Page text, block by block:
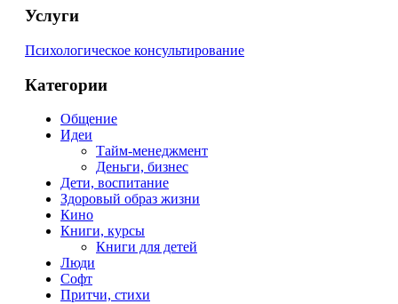
Услуги
Психологическое консультирование
Категории
Общение
Идеи
Тайм-менеджмент
Деньги, бизнес
Дети, воспитание
Здоровый образ жизни
Кино
Книги, курсы
Книги для детей
Люди
Софт
Притчи, стихи